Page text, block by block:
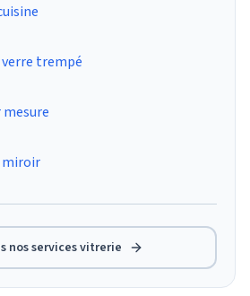
trempé
miroir
nos servicesvitrerie